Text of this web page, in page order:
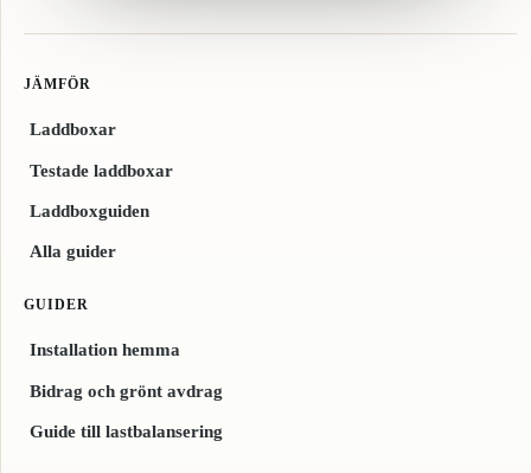
JÄMFÖR
Laddboxar
Testade laddboxar
Laddboxguiden
Alla guider
GUIDER
Installation hemma
Bidrag och grönt avdrag
Guide till lastbalansering